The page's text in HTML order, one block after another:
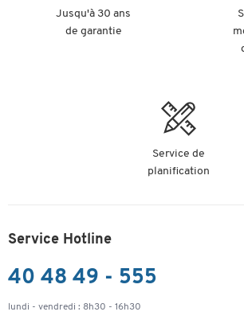
Jusqu'à 30 ans
de garantie
Service de
planification
Service Hotline
40 48 49 - 555
lundi - vendredi : 8h30 - 16h30